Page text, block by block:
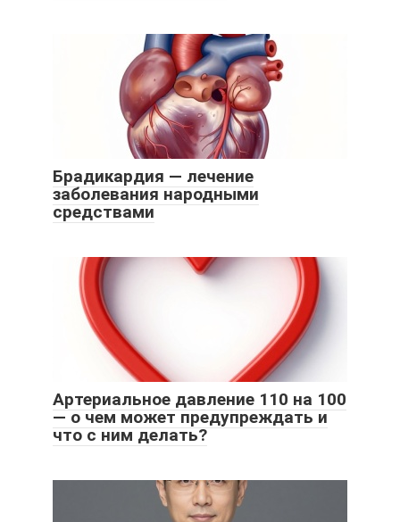
Брадикардия — лечение
заболевания народными
средствами
Артериальное давление 110 на 100
— о чем может предупреждать и
что с ним делать?